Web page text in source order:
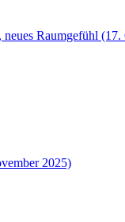
Raumgefühl
2025)